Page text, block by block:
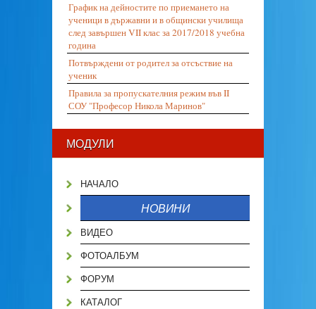
График на дейностите по приемането на
ученици в държавни и в общински училища
след завършен VII клас за 2017/2018 учебна
година
Потвърждени от родител за отсъствие на
ученик
Правила за пропускателния режим във II
СОУ "Професор Никола Маринов"
МОДУЛИ
НАЧАЛО
НОВИНИ
ВИДЕО
ФОТОАЛБУМ
ФОРУМ
КАТАЛОГ